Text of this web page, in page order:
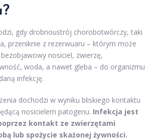
gdy drobnoustrój chorobotwórczy, taki
przeniknie z rezerwuaru – którym może
nosiciel, zwierzę,
woda, a nawet gleba – do organizmu
infekcję.
dochodzi w wyniku bliskiego kontaktu
nosicielem patogenu. Infekcja jest
kontakt ze zwierzętami
lub spożycie skażonej żywności.